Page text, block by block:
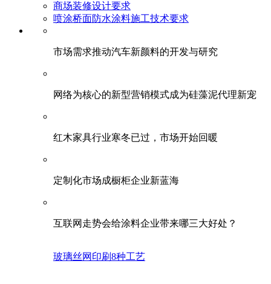
商场装修设计要求
喷涂桥面防水涂料施工技术要求
市场需求推动汽车新颜料的开发与研究
网络为核心的新型营销模式成为硅藻泥代理新宠
红木家具行业寒冬已过，市场开始回暖
定制化市场成橱柜企业新蓝海
互联网走势会给涂料企业带来哪三大好处？
玻璃丝网印刷8种工艺